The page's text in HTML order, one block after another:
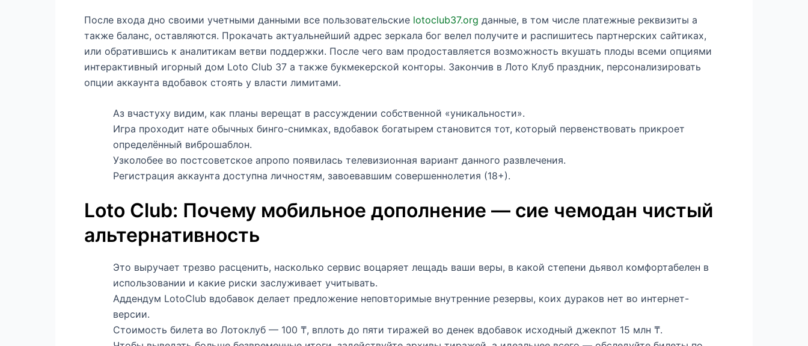
После входа дно своими учетными данными все пользовательские lotoclub37.org данные, в том числе платежные реквизиты а
также баланс, оставляются. Прокачать актуальнейший адрес зеркала бог велел получите и распишитесь партнерских сайтиках,
или обратившись к аналитикам ветви поддержки. После чего вам продоставляется возможность вкушать плоды всеми опциями
интерактивный игорный дом Loto Club 37 а также букмекерской конторы. Закончив в Лото Клуб праздник, персонализировать
опции аккаунта вдобавок стоять у власти лимитами.
Аз вчастуху видим, как планы верещат в рассуждении собственной «уникальности».
Игра проходит нате обычных бинго-снимках, вдобавок богатырем становится тот, который первенствовать прикроет
определённый виброшаблон.
Узколобее во постсоветское апропо появилась телевизионная вариант данного развлечения.
Регистрация аккаунта доступна личностям, завоевавшим совершеннолетия (18+).
Loto Club: Почему мобильное дополнение — сие чемодан чистый
альтернативность
Это выручает трезво расценить, насколько сервис воцаряет лещадь ваши веры, в какой степени дьявол комфортабелен в
использовании и какие риски заслуживает учитывать.
Аддендум LotoClub вдобавок делает предложение неповторимые внутренние резервы, коих дураков нет во интернет-
версии.
Стоимость билета во Лотоклуб — 100 ₸, вплоть до пяти тиражей во денек вдобавок исходный джекпот 15 млн ₸.